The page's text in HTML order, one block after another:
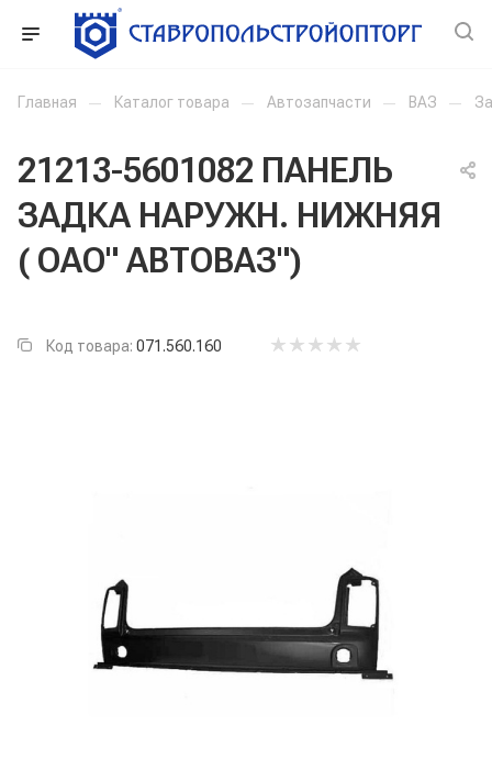
Главная — Каталог товара — Автозапчасти — ВАЗ —
21213-5601082 ПАНЕЛЬ
ЗАДКА НАРУЖН. НИЖНЯЯ
( ОАО" АВТОВАЗ")
Код товара: 071.560.160